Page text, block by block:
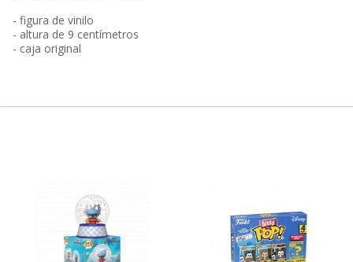
- figura de vinilo
- altura de 9 centímetros
- caja original